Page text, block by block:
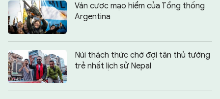
Ván cược mạo hiểm của Tổng thống
Argentina
Núi thách thức chờ đợi tân thủ tướng
trẻ nhất lịch sử Nepal